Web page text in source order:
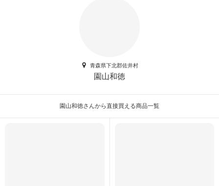
青森県下北郡佐井村
園山和徳
園山和徳さんから直接買える商品一覧